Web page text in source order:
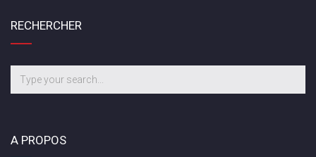
RECHERCHER
A PROPOS